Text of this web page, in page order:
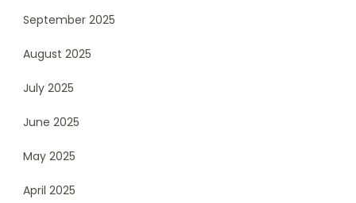
September 2025
August 2025
July 2025
June 2025
May 2025
April 2025